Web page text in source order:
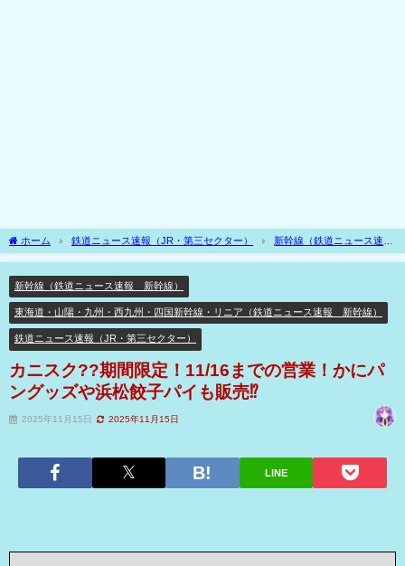
ホーム 鉄道ニュース速報（JR・第三セクター）
新幹線（鉄道ニュース速
報 新幹線）
カニスク??期間限定！11/16までの営業！かにパングッズや浜松餃子
新幹線（鉄道ニュース速報 新幹線）
東海道・山陽・九州・西九州・四国新幹線・リニア（鉄道ニュース速報 新幹線）
鉄道ニュース速報（JR・第三セクター）
カニスク??期間限定！11/16までの営業！かにパ
ングッズや浜松餃子パイも販売⁉
2025年11月15日 2025年11月15日
LINE